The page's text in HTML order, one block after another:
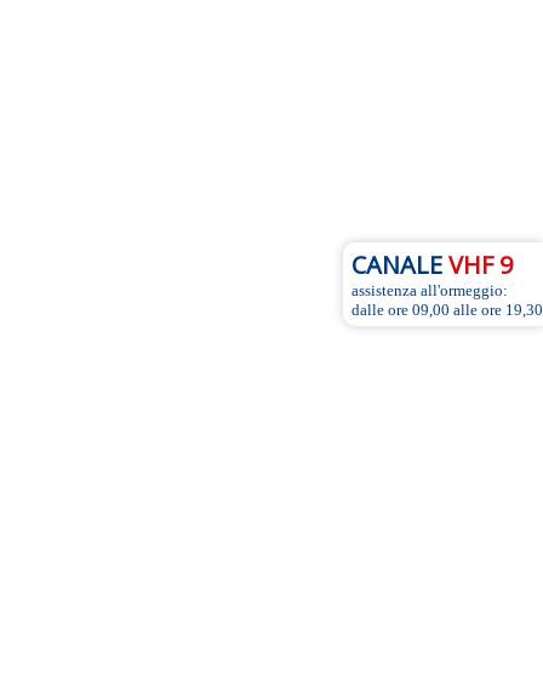
CANALEVHF 9
assistenza all'ormeggio:
dalle ore 09,00 alle ore 19,30